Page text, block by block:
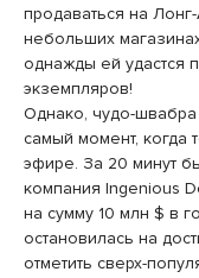
продаваться на
небольших
однажды ей удастся
экземпляров!
Однако, чудо-швабра
самый момент, когда
эфире. За 20 минут
компания Ingenious
на сумму 10 млн $ в
остановилась на
отметить сверх-